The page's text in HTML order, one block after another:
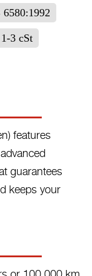
1-3 cSt
features
guarantees
keeps your